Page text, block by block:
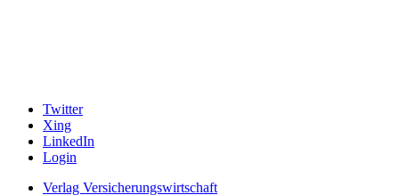
Twitter
Xing
LinkedIn
Login
Verlag Versicherungswirtschaft